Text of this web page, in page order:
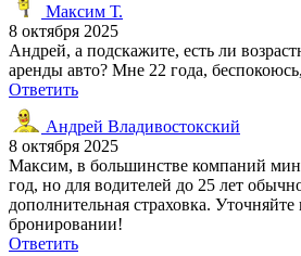
Максим Т.
8 октября 2025
Андрей, а подскажите, есть ли
аренды авто? Мне 22 года,
Ответить
Андрей Владивостокский
8 октября 2025
Максим, в большинстве компаний
год, но для водителей до 25 лет
дополнительная страховка.
бронировании!
Ответить